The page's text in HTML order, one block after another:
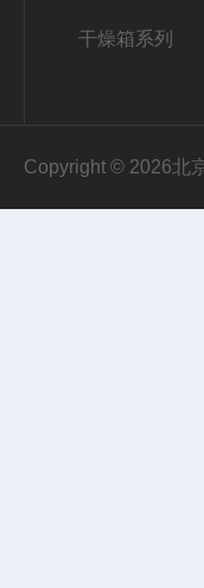
干燥箱系列
Copyright © 2026北